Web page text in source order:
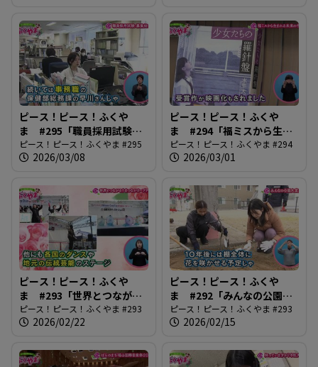
ピース！ピース！ふくや
ま #295「職員採用試験、
募集始まる」
ピース！ピース！ふくやま #295
2026/03/08
ピース！ピース！ふくや
ま #294「福ミスから生ま
れる未来の作家」
ピース！ピース！ふくやま #294
2026/03/01
ピース！ピース！ふくや
ま #293「世界とつなが
る！まつながカープジェ
ー」
ピース！ピース！ふくやま #293
2026/02/22
ピース！ピース！ふくや
ま #292「みんなの公園大
変身！」
ピース！ピース！ふくやま #293
2026/02/15